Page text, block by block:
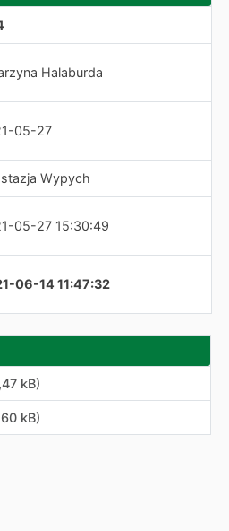
Halaburda
05-27
Wypych
05-27 15:30:49
06-14 11:47:32
kB)
kB)